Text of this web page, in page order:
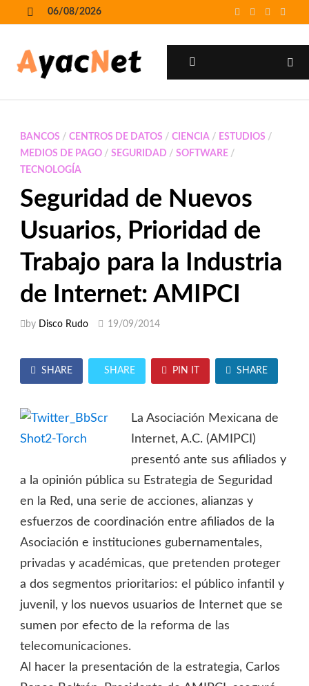
to
06/08/2026
BANCOS / CENTROS DE DATOS / CIENCIA/ ESTUDIOS /
MEDIOS DE PAGO/ SEGURIDAD / SOFTWARE/
TECNOLOGÍA
Seguridad de Nuevos
Usuarios, Prioridad de
Trabajo para la Industria
de Internet: AMIPCI
by Disco Rudo 19/09/2014
SHARE SHARE PIN IT SHARE
La Asociación Mexicana de
Internet, A.C. (AMIPCI)
presentó ante sus afiliados y
a la opinión pública su Estrategia de Seguridad
en la Red, una serie de acciones, alianzas y
esfuerzos de coordinación entre afiliados de la
Asociación e instituciones gubernamentales,
privadas y académicas, que pretenden proteger
a dos segmentos prioritarios: el público infantil y
juvenil, y los nuevos usuarios de Internet que se
sumen por efecto de la reforma de las
telecomunicaciones.
Al hacer la presentación de la estrategia, Carlos